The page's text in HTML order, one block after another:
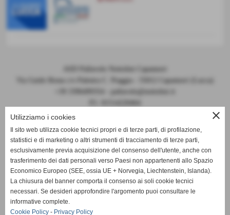
ASD Pallavolo Nottolini Capannori
Via Guido Rossa c/o Palestra C. Piaggia - 55012 Capannori (Lucca)
Codice FIPAV 10.050.0086 - N° registro CONI 7225
DOCUMENTI 2024-2025
MODULO PER VISITA MEDICA
close
Utilizziamo i cookies
Il sito web utilizza cookie tecnici propri e di terze parti, di profilazione,
statistici e di marketing o altri strumenti di tracciamento di terze parti,
esclusivamente previa acquisizione del consenso dell'utente, anche con
trasferimento dei dati personali verso Paesi non appartenenti allo Spazio
Economico Europeo (SEE, ossia UE + Norvegia, Liechtenstein, Islanda).
La chiusura del banner comporta il consenso ai soli cookie tecnici
necessari. Se desideri approfondire l'argomento puoi consultare le
informative complete.
Cookie Policy - Privacy Policy